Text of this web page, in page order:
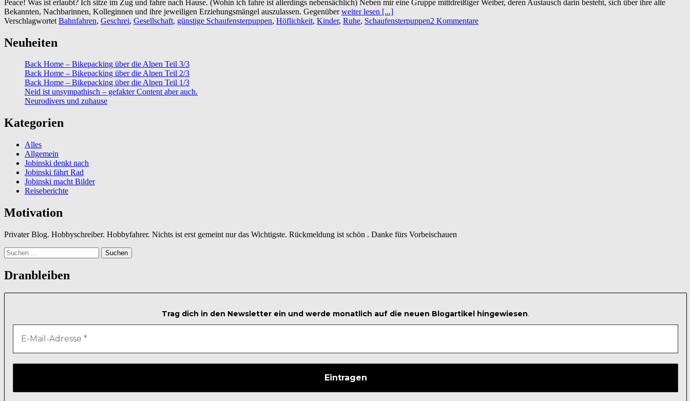
Peace! Was ist erlaubt? Ich sitze im Zug und fahre nach Hause. (Wohin ich fahre ist allerdings nebensächlich) Neben mir eine Gruppe mittdreißiger Weiber, deren Austausch darin besteht, sich über ihre alte
Bekannten, Nachbarinnen, Kolleginnen und ihre jeweiligen Erziehungsmängel auszulassen. Gegenüberweiter lesen [...]
Verschlagwortet Bahnfahren, Geschrei, Gesellschaft, günstige Schaufensterpuppen, Höflichkeit, Kinder, Ruhe, Schaufensterpuppen2 Kommentare
Neuheiten
Back Home – Bikepacking über die Alpen Teil 3/3
Back Home – Bikepacking über die Alpen Teil 2/3
Back Home – Bikepacking über die Alpen Teil 1/3
Neid ist unsympathisch – gefakter Content aber auch.
Neurodivers und zuhause
Kategorien
Alles
Allgemein
Jobinski denkt nach
Jobinski fährt Rad
Jobinski macht Bilder
Reiseberichte
Motivation
Privater Blog. Hobbyschreiber. Hobbyfahrer. Nichts ist erst gemeint nur das Wichtigste. Rückmeldung ist schön . Danke fürs Vorbeischauen
Suchen
nach:
Dranbleiben
Trag dich in den Newsletter ein und werde monatlich auf die neuen Blogartikel hingewiesen